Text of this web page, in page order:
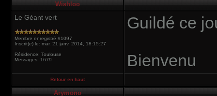
Wishloo
Le Géant vert
Membre enregistré #1097
Inscrit(e) le: mar. 21 janv. 2014, 18:15:27
Résidence: Toulouse
Messages: 1679
Guildé ce
Bienvenu
Retour en haut
Arymono